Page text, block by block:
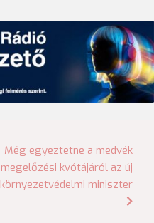
Még egyeztetne a medvék
megelőzési kvótájáról az új
környezetvédelmi miniszter